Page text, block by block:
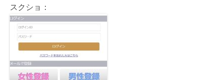
スクショ：